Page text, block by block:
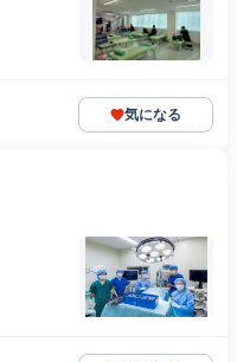
気になる